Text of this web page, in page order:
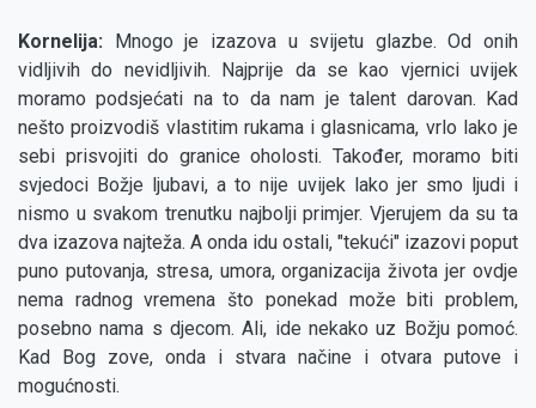
Kornelija: Mnogo je izazova u svijetu glazbe. Od onih
vidljivih do nevidljivih. Najprije da se kao vjernici uvijek
moramo podsjećati na to da nam je talent darovan. Kad
nešto proizvodiš vlastitim rukama i glasnicama, vrlo lako je
sebi prisvojiti do granice oholosti. Također, moramo biti
svjedoci Božje ljubavi, a to nije uvijek lako jer smo ljudi i
nismo u svakom trenutku najbolji primjer. Vjerujem da su ta
dva izazova najteža. A onda idu ostali, "tekući" izazovi poput
puno putovanja, stresa, umora, organizacija života jer ovdje
nema radnog vremena što ponekad može biti problem,
posebno nama s djecom. Ali, ide nekako uz Božju pomoć.
Kad Bog zove, onda i stvara načine i otvara putove i
mogućnosti.